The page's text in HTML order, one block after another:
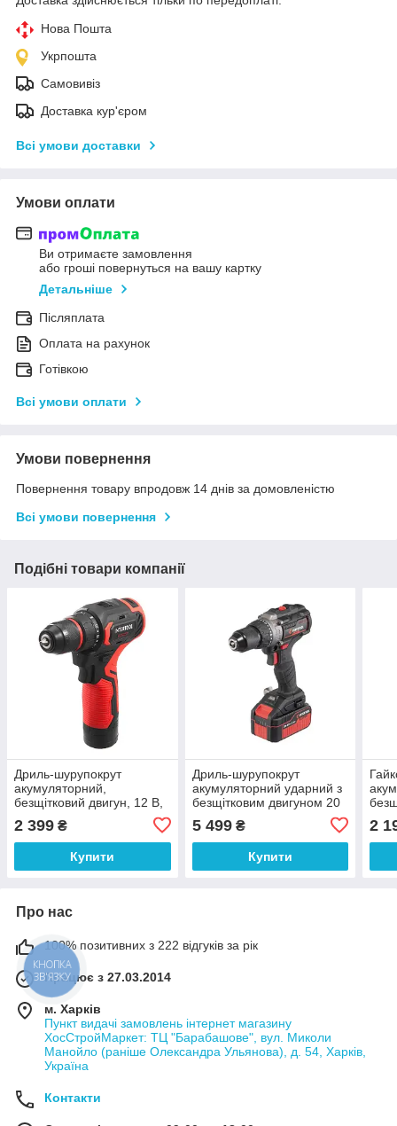
Нова Пошта
Укрпошта
Самовивіз
Доставка кур'єром
Всі умови доставки
Умови оплати
Ви отримаєте замовлення
або гроші повернуться на вашу картку
Детальніше
Післяплата
Оплата на рахунок
Готівкою
Всі умови оплати
Умови повернення
Повернення товару впродовж 14 днів за домовленістю
Всі умови повернення
Подібні товари компанії
Дриль-шурупокрут
акумуляторний,
безщітковий двигун, 12 В,
50 Nm, 0-500/0-1900 об/
хв, патрон 0,8-10 мм,
2x2,0 Аг INTERTOOL WT-
2 399 ₴
Купити
Дриль-шурупокрут
акумуляторний ударний з
безщітковим двигуном 20
В, 100 Нм, 0-410/0-1800
об./хв, 2-13 мм,
5 499₴
Купити
хв,
2
Про нас
100% позитивних з 222 відгуків за рік
Працює з 27.03.2014
м. Харків
Пункт видачі замовлень інтернет магазину
ХосСтройМаркет: ТЦ "Барабашове", вул. Миколи
Манойло (раніше Олександра Ульянова), д. 54, Харків,
Україна
Контакти